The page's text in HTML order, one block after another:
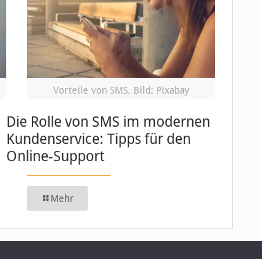
Vorteile von SMS, Bild: Pixabay
Die Rolle von SMS im modernen
Kundenservice: Tipps für den
Online-Support
Mehr